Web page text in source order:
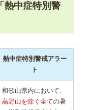
熱中症特別警
熱中症特別警戒アラー
ト
和歌山県内において、
高野山を除く全ての暑